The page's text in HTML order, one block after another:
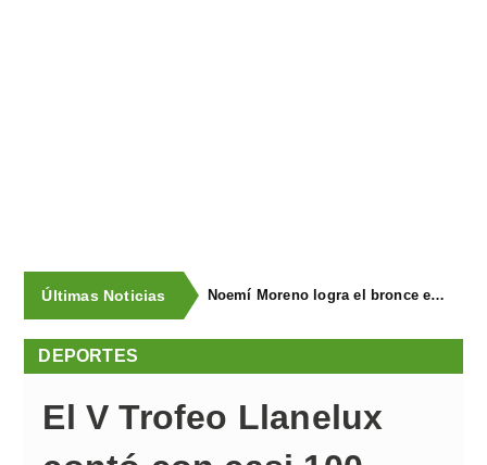
Últimas Noticias Juan Carlos González revalida el triunfo en el XXII Tramo de Tierra Cierru Los Pinos de Posada de Llanera
DEPORTES
El V Trofeo Llanelux